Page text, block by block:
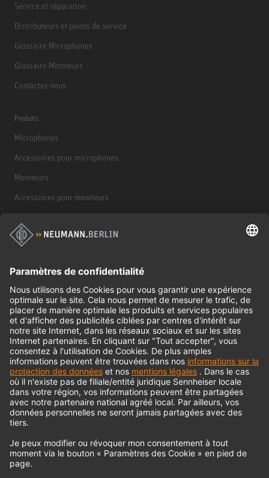
Service et réparation
Distributeurs et points de service
Glossaire Microphones
Glossaire Moniteurs
Contactez nous
Produits
Microphones
Accessoires pour microphones
Moniteurs
Accessoires pour moniteurs
Produits historiques
© 2018 - 2026Georg Neumann GmbH
Impression
Politique de confidentialité